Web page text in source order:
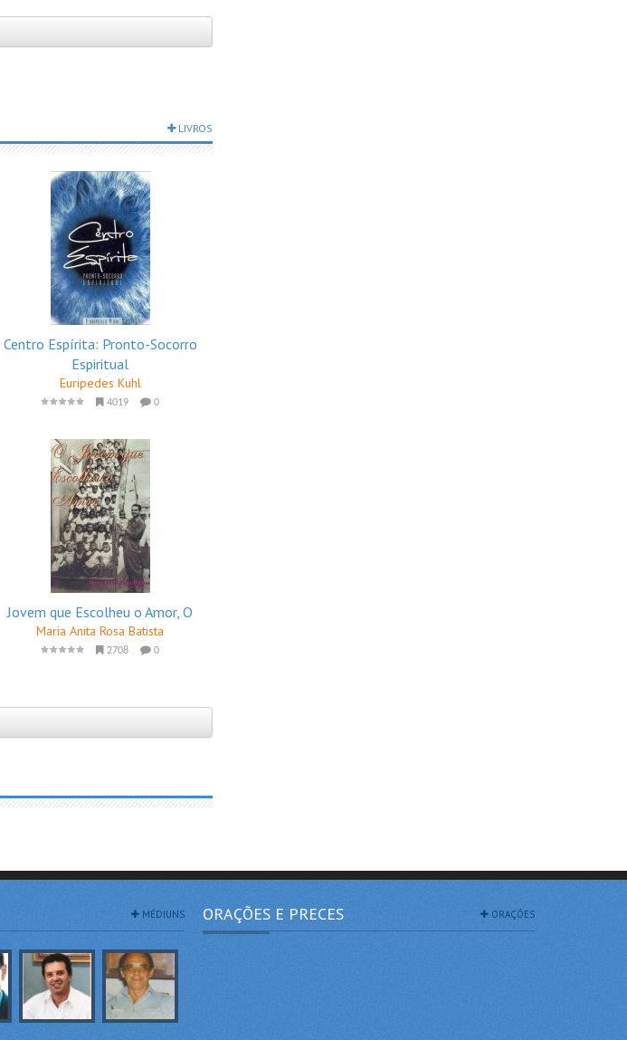
LIVROS
Centro Espírita: Pronto-Socorro
Espiritual
Euripedes Kuhl
4019 0
Jovem que Escolheu o Amor, O
Maria Anita Rosa Batista
2708 0
MÉDIUNS ORAÇÕES E PRECES ORAÇÕES